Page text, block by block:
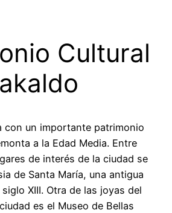
Cultural
con un importante patrimonio
a la Edad Media. Entre
de interés de la ciudad se
de Santa María, una antigua
XIII. Otra de las joyas del
es el Museo de Bellas